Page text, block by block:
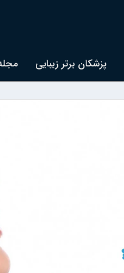
پزشکان برتر زیبایی